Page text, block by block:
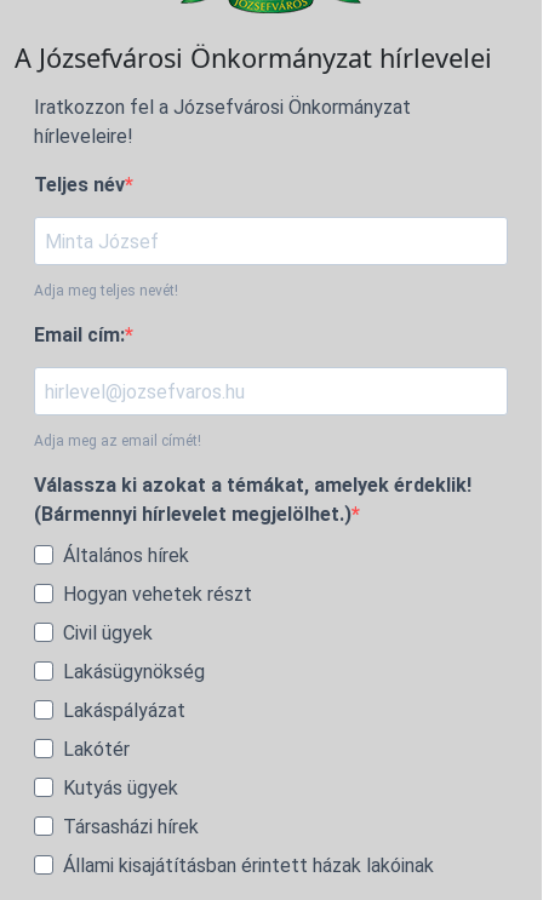
A Józsefvárosi Önkormányzat hírlevelei
Iratkozzon fel a Józsefvárosi Önkormányzat
hírleveleire!
Teljes név
Adja meg teljes nevét!
Email cím:
Adja meg az email címét!
Válassza ki azokat a témákat, amelyek érdeklik!
(Bármennyi hírlevelet megjelölhet.)
Általános hírek
Hogyan vehetek részt
Civil ügyek
Lakásügynökség
Lakáspályázat
Lakótér
Kutyás ügyek
Társasházi hírek
Állami kisajátításban érintett házak lakóinak